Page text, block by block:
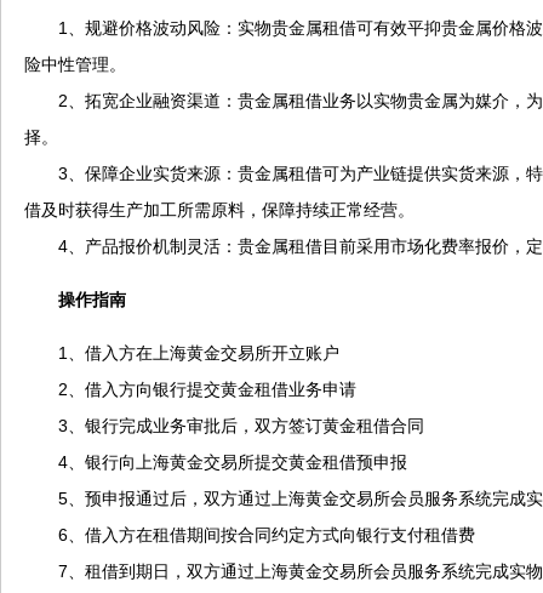
1、规避价格波动风险：实物贵金属租借可有效平抑贵金属价格
险中性管理。
2、拓宽企业融资渠道：贵金属租借业务以实物贵金属为媒介，
择。
3、保障企业实货来源：贵金属租借可为产业链提供实货来源，
借及时获得生产加工所需原料，保障持续正常经营。
4、产品报价机制灵活：贵金属租借目前采用市场化费率报价，
操作指南
1、借入方在上海黄金交易所开立账户
2、借入方向银行提交黄金租借业务申请
3、银行完成业务审批后，双方签订黄金租借合同
4、银行向上海黄金交易所提交黄金租借预申报
5、预申报通过后，双方通过上海黄金交易所会员服务系统完成
6、借入方在租借期间按合同约定方式向银行支付租借费
7、租借到期日，双方通过上海黄金交易所会员服务系统完成实